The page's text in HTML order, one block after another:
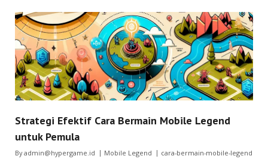
Strategi Efektif Cara Bermain Mobile Legend
untuk Pemula
Byadmin@hypergame.id Mobile Legend cara-bermain-mobile-legend